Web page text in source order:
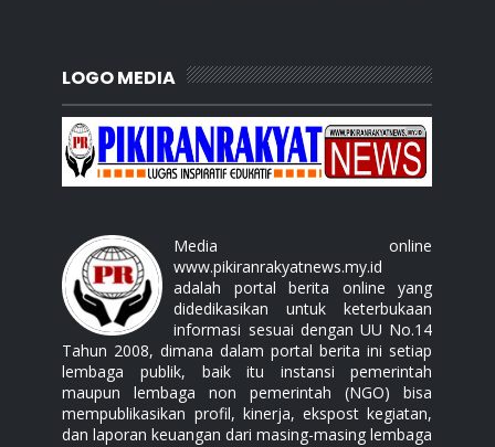
LOGO MEDIA
Media online
www.pikiranrakyatnews.my.id
adalah portal berita online yang
didedikasikan untuk keterbukaan
informasi sesuai dengan UU No.14
Tahun 2008, dimana dalam portal berita ini setiap
lembaga publik, baik itu instansi pemerintah
maupun lembaga non pemerintah (NGO) bisa
mempublikasikan profil, kinerja, ekspost kegiatan,
dan laporan keuangan dari masing-masing lembaga